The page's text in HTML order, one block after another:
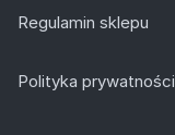
Regulamin sklepu
Polityka prywatności